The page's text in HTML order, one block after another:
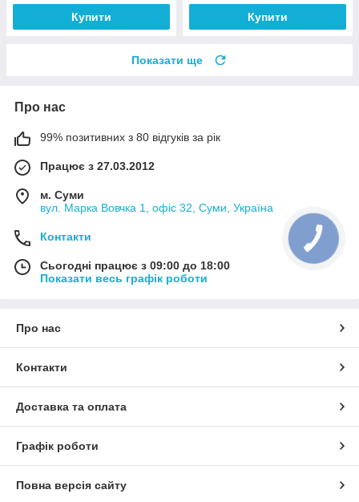
Купити Купити
Показати ще
Про нас
99% позитивних з 80 відгуків за рік
Працює з 27.03.2012
м. Суми
вул. Марка Вовчка 1, офіс 32, Суми, Україна
Контакти
Сьогодні працює з 09:00 до 18:00
Показати весь графік роботи
Про нас
Контакти
Доставка та оплата
Графік роботи
Повна версія сайту